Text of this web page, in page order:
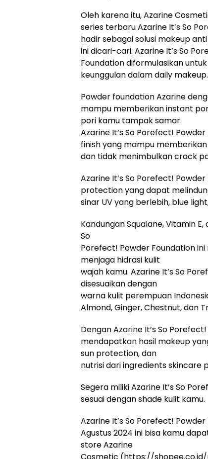
Oleh karena itu, Azarine
series terbaru Azarine It’s So
hadir sebagai solusi makeup
ini dicari-cari. Azarine It’s So
Foundation diformulasikan
keunggulan dalam daily makeup.
Powder foundation Azarine
mampu memberikan instant
pori kamu tampak samar.
Azarine It’s So Porefect!
finish yang mampu
dan tidak menimbulkan crack
Azarine It’s So Porefect!
protection yang dapat
sinar UV yang berlebih, blue
Kandungan Squalane, Vitamin
So
Porefect! Powder Foundation
menjaga hidrasi kulit
wajah kamu. Azarine It’s So
disesuaikan dengan
warna kulit perempuan
Almond, Ginger, Chestnut, dan
Dengan Azarine It’s So
mendapatkan hasil makeup
sun protection, dan
nutrisi dari ingredients skincare
Segera miliki Azarine It’s So
sesuai dengan shade kulit kamu.
Azarine It’s So Porefect!
Agustus 2024 ini bisa kamu
store Azarine